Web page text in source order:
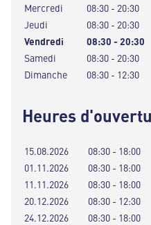
Mercredi
08:30 - 20:30
Jeudi
08:30 - 20:30
Vendredi
08:30 - 20:30
Samedi
08:30 - 20:30
Dimanche
08:30 - 12:30
Heures
15.08.2026
08:30 - 18:00
01.11.2026
08:30 - 18:00
11.11.2026
08:30 - 18:00
20.12.2026
08:30 - 12:30
24.12.2026
08:30 - 18:00